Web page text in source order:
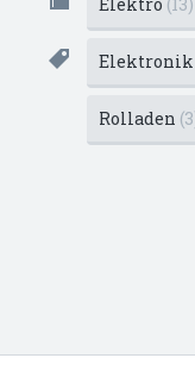
Elektronik
Rolladen